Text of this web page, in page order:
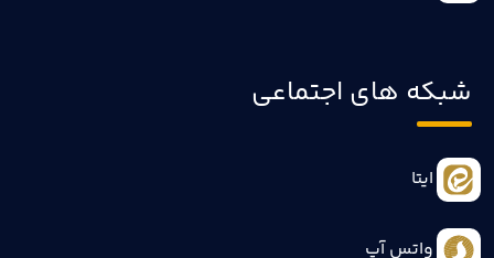
شبکه های اجتماعی
ایتا
واتس آپ